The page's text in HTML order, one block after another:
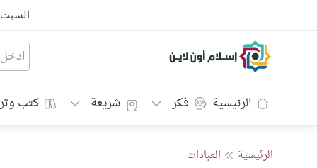
السبت
إسلام أون لاين
الرئيسية فكر شريعة كتب
الرئيسية العبادات